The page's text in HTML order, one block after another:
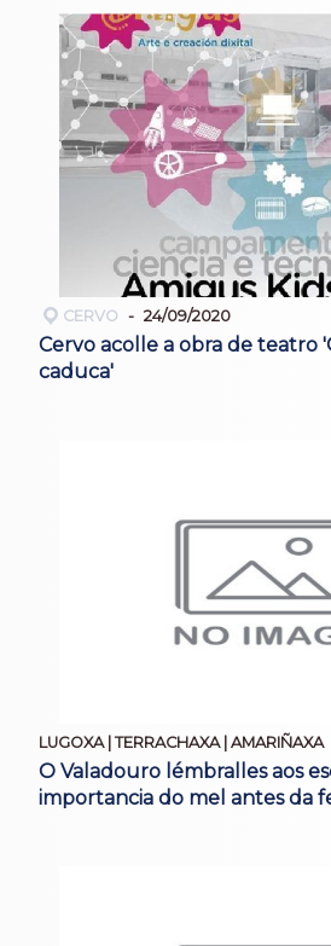
CERVO 24/09/2020
Cervo acolle a obra de teatro
caduca'
LUGOXA | TERRACHAXA | AMARIÑAXA
O Valadouro lémbralles aos
importancia do mel antes da